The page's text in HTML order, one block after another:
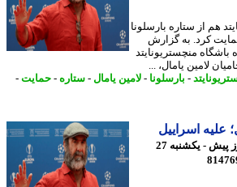
از ستاره بارسلونا
کرد. به گزارش
منچستریونایتد
یامال، ...
-بارسلونا-لامین یامال-ستاره-حمایت-
اسراییل
84 روز پیش - یکشنبه 27